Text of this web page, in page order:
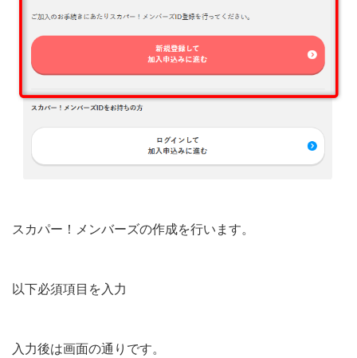
スカパー！メンバーズの作成を行います。
以下必須項目を入力
入力後は画面の通りです。